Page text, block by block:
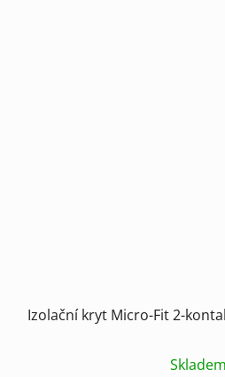
Izolační kryt Micro-Fit 2-
Skladem